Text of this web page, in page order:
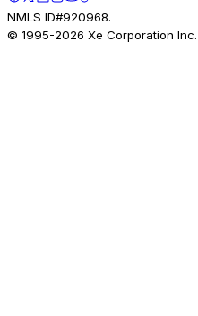
NMLS ID#920968.
© 1995-2026 Xe Corporation Inc.